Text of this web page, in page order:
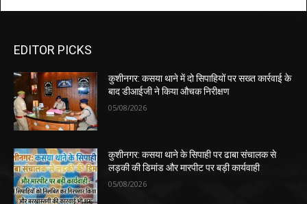
EDITOR PICKS
कुशीनगर: कसया थाने में दो सिपाहियों पर सख्त कार्रवाई के
बाद डीआईजी ने किया औचक निरीक्षण
05/08/2026
कुशीनगर: कसया थाने के सिपाही पर ढाबा संचालक से
लड़की की डिमांड और मारपीट पर बड़ी कार्यवाही
05/08/2026